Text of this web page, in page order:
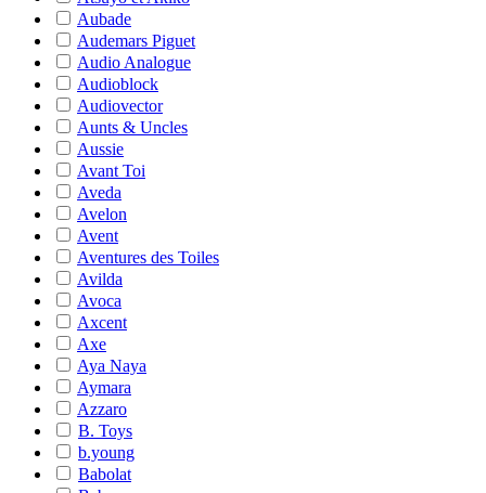
Aubade
Audemars Piguet
Audio Analogue
Audioblock
Audiovector
Aunts & Uncles
Aussie
Avant Toi
Aveda
Avelon
Avent
Aventures des Toiles
Avilda
Avoca
Axcent
Axe
Aya Naya
Aymara
Azzaro
B. Toys
b.young
Babolat